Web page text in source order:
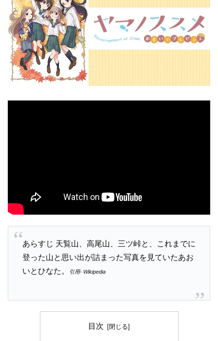
あらすじ 天覧山、高尾山、三ツ峠と、これまでに
登った山と思い出が詰まった写真を見ていたあお
いとひなた。
引用- Wikipedia
目次